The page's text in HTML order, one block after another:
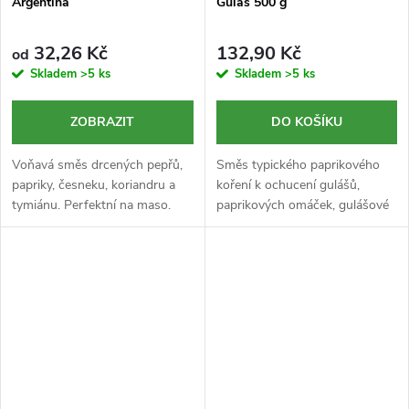
od 32,26 Kč
Skladem >5 ks
ZOBRAZIT
Voňavá směs drcených pepřů,
papriky, česneku, koriandru a
tymiánu. Perfektní na maso.
132,90 Kč
Skladem >5 ks
DO KOŠÍKU
Směs typického paprikového
koření k ochucení gulášů,
paprikových omáček, gulášové
a dršťkové polévky.